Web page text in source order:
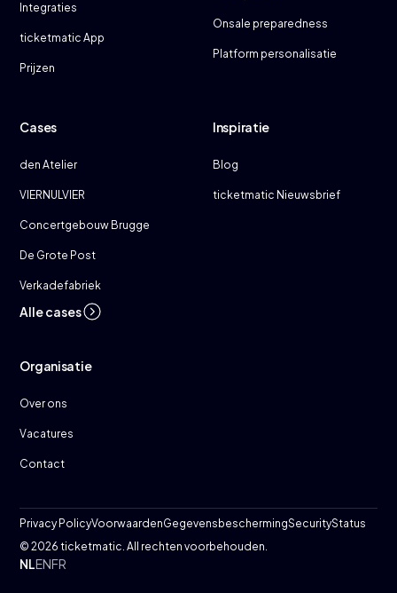
Integraties
ticketmatic App
Prijzen
Onsale preparedness
Platform personalisatie
Cases
den Atelier
VIERNULVIER
Concertgebouw Brugge
De Grote Post
Verkadefabriek
Alle cases
Inspiratie
Blog
ticketmatic Nieuwsbrief
Organisatie
Over ons
Vacatures
Contact
© 2026 ticketmatic. All rechten voorbehouden.
Privacy PolicyVoorwaardenGegevensbeschermingSecurityStatus
NLENFR